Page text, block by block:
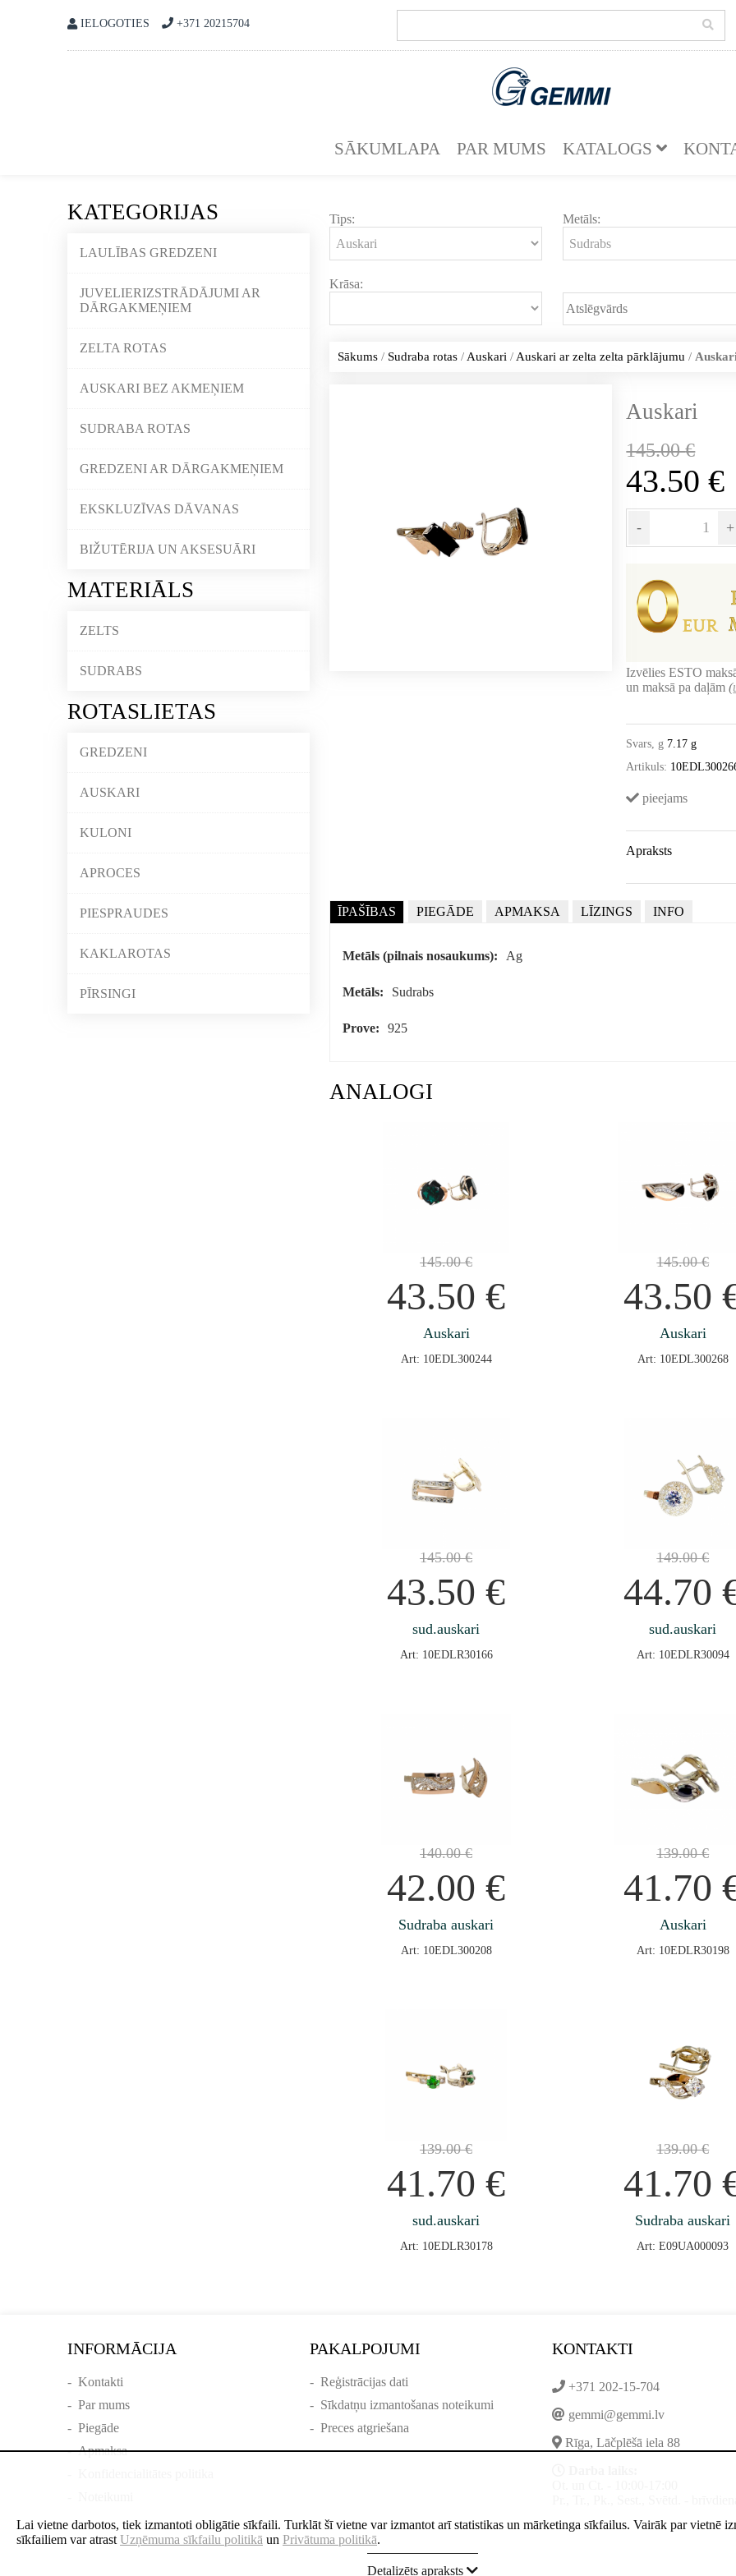
IELOGOTIES +371 20215704
SĀKUMLAPA PAR MUMS KATALOGS
KATEGORIJAS
LAULĪBAS GREDZENI
JUVELIERIZSTRĀDĀJUMI AR
DĀRGAKMEŅIEM
ZELTA ROTAS
AUSKARI BEZ AKMEŅIEM
SUDRABA ROTAS
GREDZENI AR DĀRGAKMEŅIEM
EKSKLUZĪVAS DĀVANAS
BIŽUTĒRIJA UN AKSESUĀRI
MATERIĀLS
ZELTS
SUDRABS
ROTASLIETAS
GREDZENI
AUSKARI
KULONI
APROCES
PIESPRAUDES
KAKLAROTAS
PĪRSINGI
Tips: Metāls:
Krāsa:
Sākums/ Sudraba rotas/ Auskari / Auskari ar zelta zelta pārklājumu /
Auskari
145.00€
43.50€
- +
Izvēlies ESTO
un maksā pa daļām(
Svars, g 7.17 g
Artikuls:
pieejams
Apraksts
ĪPAŠĪBAS PIEGĀDE APMAKSA LĪZINGS INFO
Metāls (pilnais nosaukums): Ag
Metāls: Sudrabs
Prove: 925
ANALOGI
145.00€
43.50€
Auskari
Art: 10EDL300244
145.00€
43.50
Auskari
Art: 10EDL300268
145.00€
43.50€
sud.auskari
Art: 10EDLR30166
149.00€
44.70
sud.auskari
Art: 10EDLR30094
140.00€
42.00€
Sudraba auskari
Art: 10EDL300208
139.00€
41.70
Auskari
Art: 10EDLR30198
139.00€
41.70€
sud.auskari
Art: 10EDLR30178
139.00€
41.70
Sudraba auskari
Art: E09UA000093
INFORMĀCIJA
- Kontakti
- Par mums
- Piegāde
-Apmaksa
PAKALPOJUMI
- Reģistrācijas dati
- Sīkdatņu izmantošanas noteikumi
- Preces atgriešana
KONTAKTI
+371 202-15-704
gemmi@gemmi.lv
Rīga, Lāčplēšā iela 88
Lai vietne darbotos, tiek izmantoti obligātie sīkfaili. Turklāt šī vietne var izmantot arī statistikas un mārketinga sīkfailus. Vairāk par vietnē
sīkfailiem var atrast Uzņēmuma sīkfailu politikā un Privātuma politikā.
Detalizēts apraksts